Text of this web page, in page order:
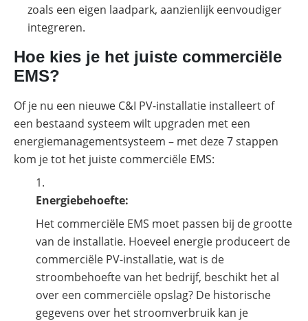
zoals een eigen laadpark, aanzienlijk eenvoudiger
integreren.
Hoe kies je het juiste commerciële
EMS?
Of je nu een nieuwe C&I PV-installatie installeert of
een bestaand systeem wilt upgraden met een
energiemanagementsysteem – met deze 7 stappen
kom je tot het juiste commerciële EMS:
Energiebehoefte:
Het commerciële EMS moet passen bij de grootte
van de installatie. Hoeveel energie produceert de
commerciële PV-installatie, wat is de
stroombehoefte van het bedrijf, beschikt het al
over een commerciële opslag? De historische
gegevens over het stroomverbruik kan je